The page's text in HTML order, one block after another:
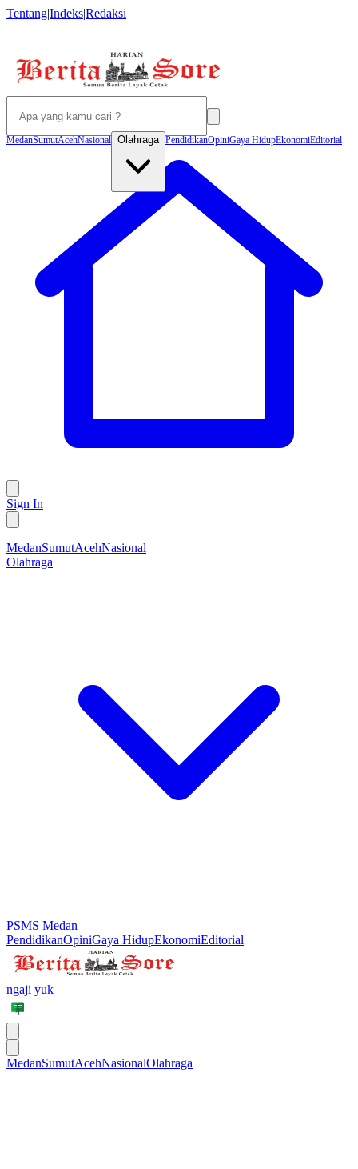
Tentang|Indeks|Redaksi
MedanSumutAcehNasional Olahraga PendidikanOpiniGaya HidupEkonomiEditorial
Sign In
MedanSumutAcehNasional
Olahraga
PSMS Medan
PendidikanOpiniGaya HidupEkonomiEditorial
ngaji yuk
MedanSumutAcehNasionalOlahraga